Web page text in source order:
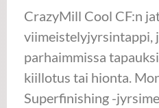
CrazyMill Cool CF:n
viimeistelyjyrsintappi,
parhaimmissa
kiillotus tai hionta.
Superfinishing -